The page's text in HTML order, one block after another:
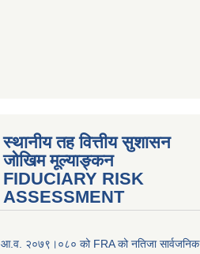
स्थानीय तह वित्तीय सुशासन
जोखिम मूल्याङ्कन
FIDUCIARY RISK
ASSESSMENT
आ.व. २०७९।०८० को FRA को नतिजा सार्वजनिक